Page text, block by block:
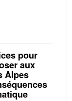
pour
aux
Alpes